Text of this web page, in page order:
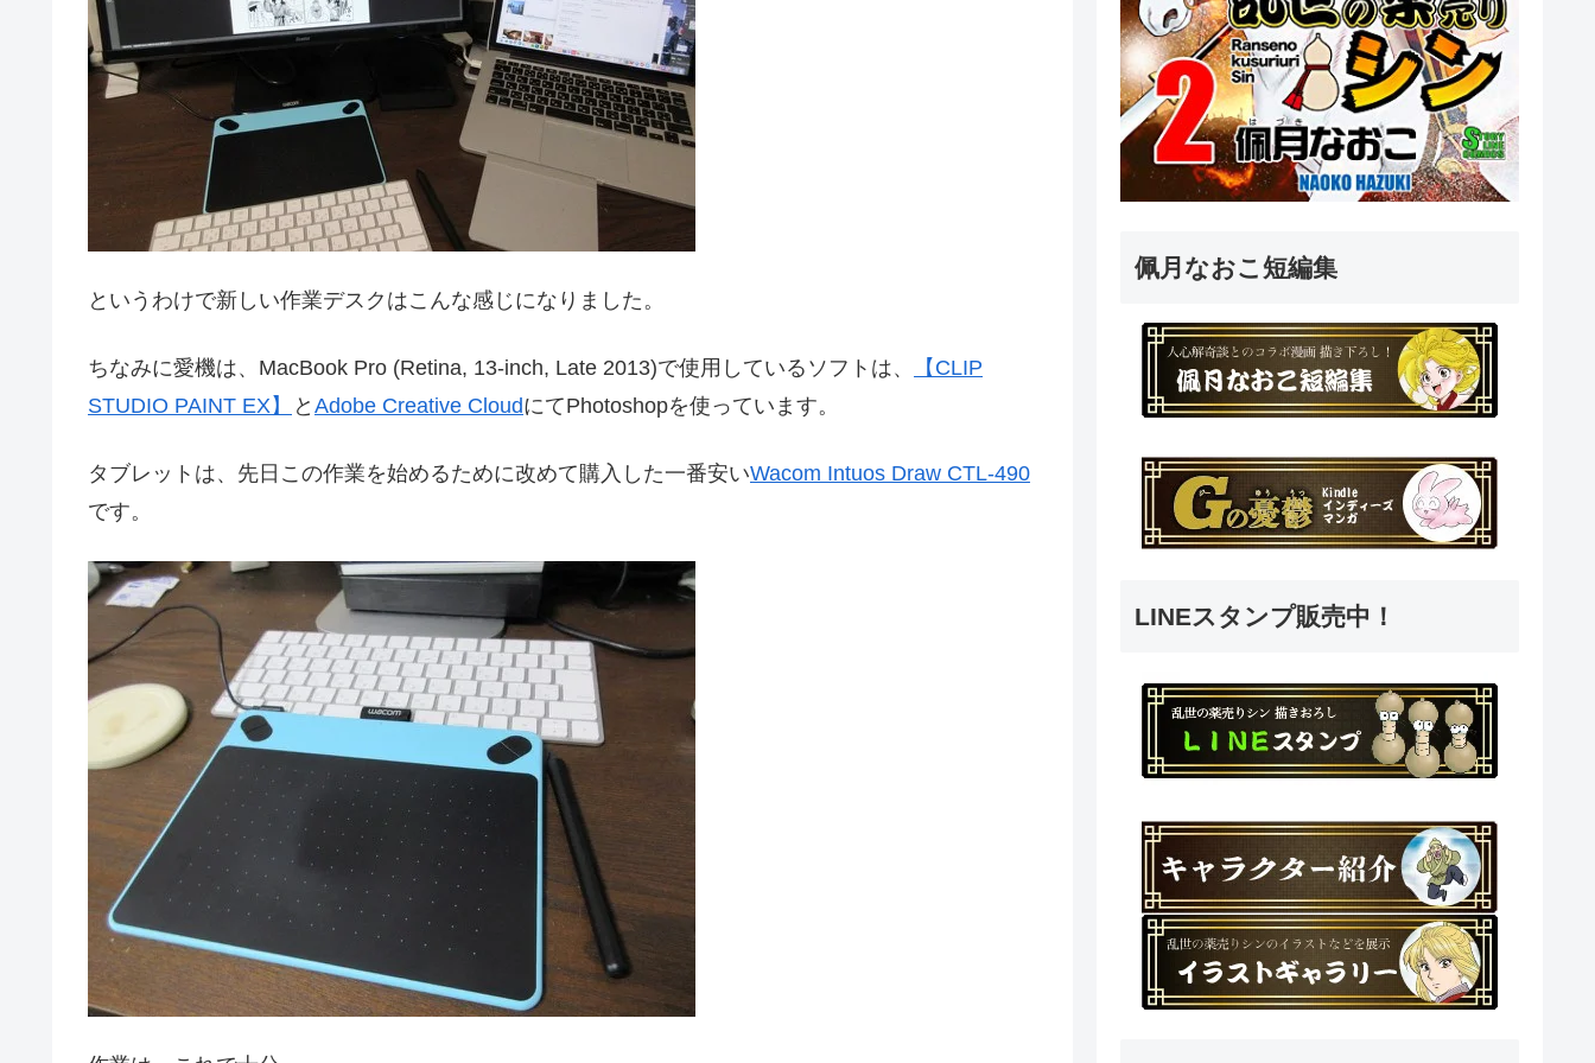
というわけで新しい作業デスクはこんな感じになりました。
ちなみに愛機は、MacBook Pro (Retina, 13-inch, Late 2013)で使用しているソフトは、
【CLIP
STUDIO PAINT EX】
と Adobe Creative CloudにてPhotoshopを使っています。
タブレットは、先日この作業を始めるために改めて購入した一番安いWacom Intuos Draw CTL-490
です。
佩月なおこ短編集
LINEスタンプ販売中！